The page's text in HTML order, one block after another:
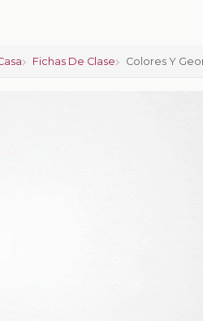
Fichas De Clase Colores Y